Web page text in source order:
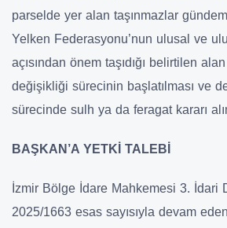
parselde yer alan taşınmazlar
Yelken Federasyonu’nun ulusal ve
açısından önem taşıdığı belirtilen
değişikliği sürecinin başlatılması ve
sürecinde sulh ya da feragat kararı
BAŞKAN’A YETKİ TALEBİ
İzmir Bölge İdare Mahkemesi 3. İdari
2025/1663 esas sayısıyla devam